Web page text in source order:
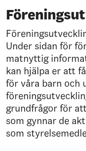
Under sidan för
matnyttig
kan hjälpa er att
för våra barn och
grundfrågor för
som gynnar de
som